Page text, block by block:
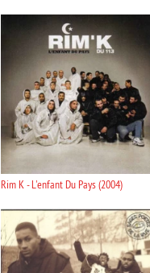
Rim K - L'enfant Du Pays (2004)